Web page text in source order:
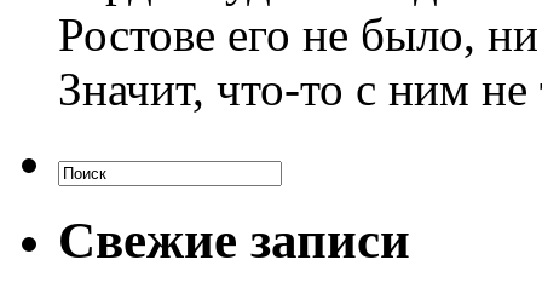
Ростове его не было,
Значит, что-то с ним не
Свежие записи